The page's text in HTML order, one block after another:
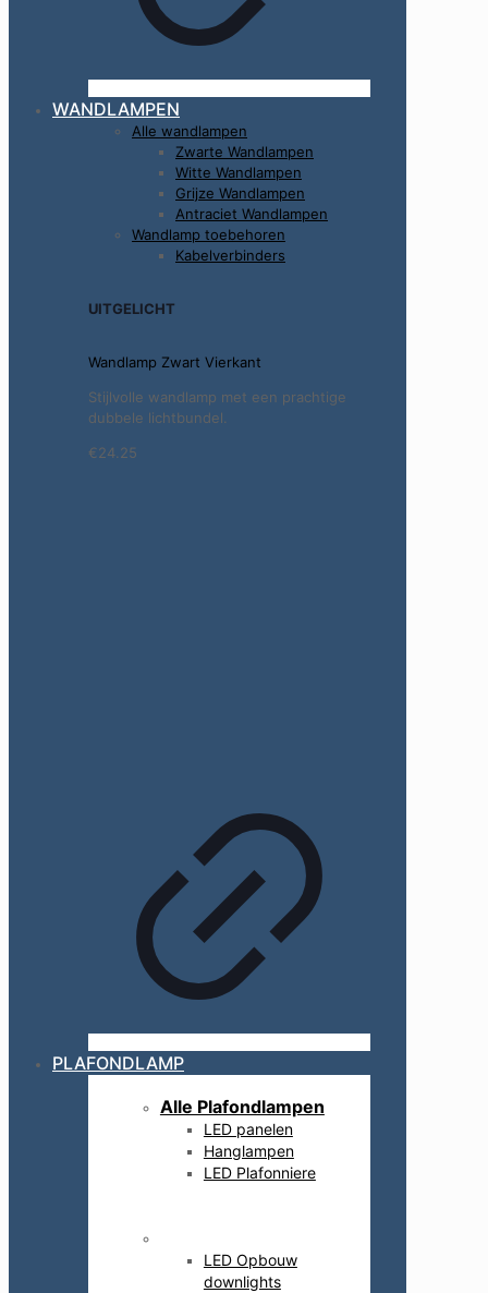
WANDLAMPEN
Alle wandlampen
Zwarte Wandlampen
Witte Wandlampen
Grijze Wandlampen
Antraciet Wandlampen
Wandlamp toebehoren
Kabelverbinders
UITGELICHT
Wandlamp Zwart Vierkant
Stijlvolle wandlamp met een prachtige
dubbele lichtbundel.
€24.25
PLAFONDLAMP
Alle Plafondlampen
LED panelen
Hanglampen
LED Plafonniere
LED Opbouw
downlights